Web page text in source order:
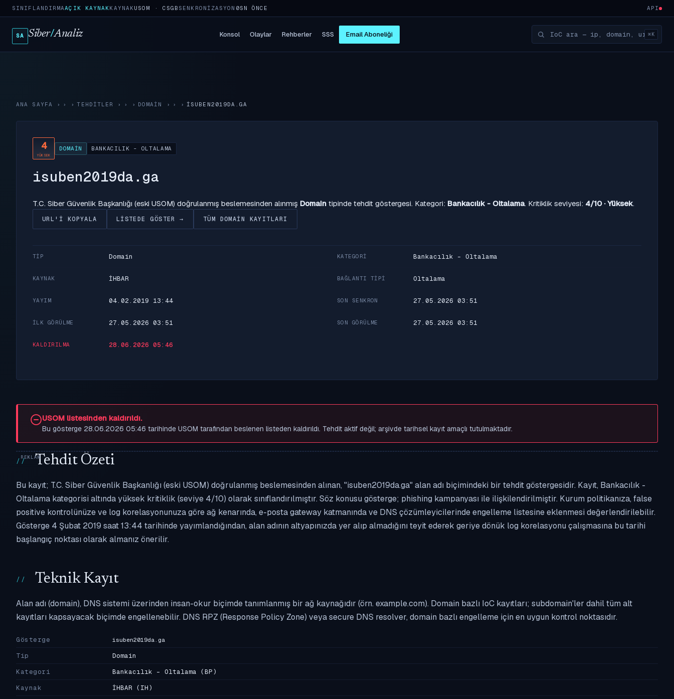
SINIFLANDIRMAAÇIK KAYNAKKAYNAKUSOM · CSGB SENKRONIZASYON 5SN ÖNCE API
SA Siber/Analiz Konsol Olaylar Rehberler SSS Email Aboneliği ⌘K
ANA SAYFA › TEHDITLER › DOMAIN › ISUBEN2019DA.GA
4
YÜKSEK
DOMAIN BANKACILIK - OLTALAMA
isuben2019da.ga
T.C. Siber Güvenlik Başkanlığı (eski USOM) doğrulanmış beslemesinden alınmış Domain tipinde tehdit göstergesi. Kategori: Bankacılık - Oltalama. Kritiklik seviyesi: 4/10 · Yüksek.
URL'I KOPYALA LISTEDE GÖSTER → TÜM DOMAIN KAYITLARI
TIP Domain KATEGORI Bankacılık - Oltalama
KAYNAK İHBAR BAĞLANTI TIPI Oltalama
YAYIM 04.02.2019 13:44 SON SENKRON 27.05.2026 03:51
İLK GÖRÜLME 27.05.2026 03:51 SON GÖRÜLME 27.05.2026 03:51
KALDIRILMA 28.06.2026 05:46
USOM listesinden kaldırıldı.
Bu gösterge 28.06.2026 05:46 tarihinde USOM tarafından beslenen listeden kaldırıldı. Tehdit aktif değil; arşivde tarihsel kayıt amaçlı tutulmaktadır.
Tehdit Özeti
Bu kayıt; T.C. Siber Güvenlik Başkanlığı (eski USOM) doğrulanmış beslemesinden alınan, "isuben2019da.ga" alan adı biçimindeki bir tehdit göstergesidir. Kayıt, Bankacılık -
Oltalama kategorisi altında yüksek kritiklik (seviye 4/10) olarak sınıflandırılmıştır. Söz konusu gösterge; phishing kampanyası ile ilişkilendirilmiştir. Kurum politikanıza, false
positive kontrolünüze ve log korelasyonunuza göre ağ kenarında, e-posta gateway katmanında ve DNS çözümleyicilerinde engelleme listesine eklenmesi değerlendirilebilir.
Gösterge 4 Şubat 2019 saat 13:44 tarihinde yayımlandığından, alan adının altyapınızda yer alıp almadığını teyit ederek geriye dönük log korelasyonu çalışmasına bu tarihi
başlangıç noktası olarak almanız önerilir.
Teknik Kayıt
Alan adı (domain), DNS sistemi üzerinden insan-okur biçimde tanımlanmış bir ağ kaynağıdır (örn. example.com). Domain bazlı IoC kayıtları; subdomain'ler dahil tüm alt
kayıtları kapsayacak biçimde engellenebilir. DNS RPZ (Response Policy Zone) veya secure DNS resolver, domain bazlı engelleme için en uygun kontrol noktasıdır.
Gösterge isuben2019da.ga
Tip
Domain
Kategori
Bankacılık - Oltalama (BP)
Kaynak
İHBAR (IH)